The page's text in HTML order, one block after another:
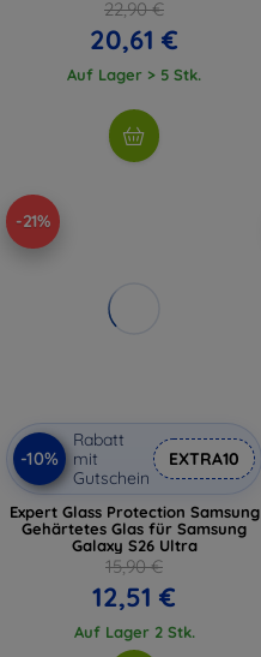
22,90 €
20,61 €
Auf Lager > 5 Stk.
-21%
-10%
Rabatt
mit
Gutschein
EXTRA10
Expert Glass Protection Samsung
Gehärtetes Glas für Samsung
Galaxy S26 Ultra
15,90 €
12,51 €
Auf Lager 2 Stk.